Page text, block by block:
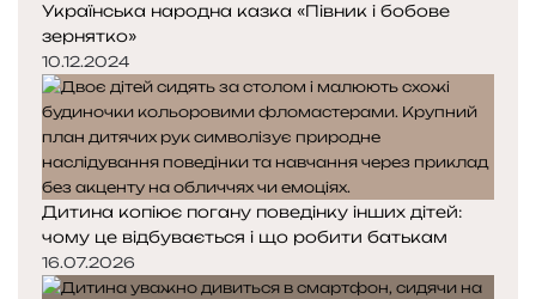
Українська народна казка «Півник і бобове
зернятко»
10.12.2024
Дитина копіює погану поведінку інших дітей:
чому це відбувається і що робити батькам
16.07.2026